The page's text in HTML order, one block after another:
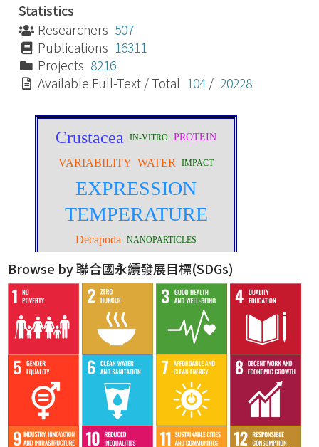
Statistics
Researchers 507
Publications 16311
Projects 8216
Available Full-Text / Total 104 / 20228
Browse by 聯合國永續發展目標(SDGs)